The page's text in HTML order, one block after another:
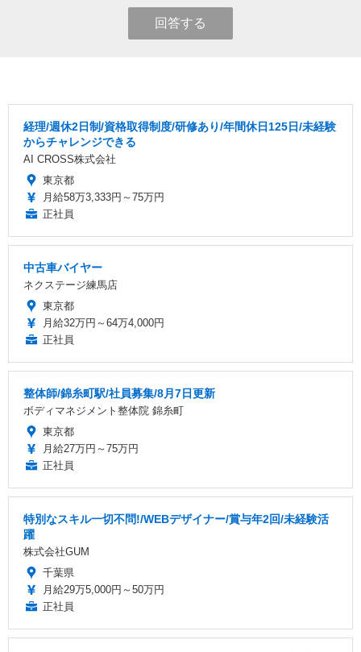
回答する
経理/週休2日制/資格取得制度/研修あり/年間休日125日/未経験
からチャレンジできる
AI CROSS株式会社
東京都
月給58万3,333円～75万円
正社員
中古車バイヤー
ネクステージ練馬店
東京都
月給32万円～64万4,000円
正社員
整体師/錦糸町駅/社員募集/8月7日更新
ボディマネジメント整体院 錦糸町
東京都
月給27万円～75万円
正社員
特別なスキル一切不問!/WEBデザイナー/賞与年2回/未経験活
躍
株式会社GUM
千葉県
月給29万5,000円～50万円
正社員